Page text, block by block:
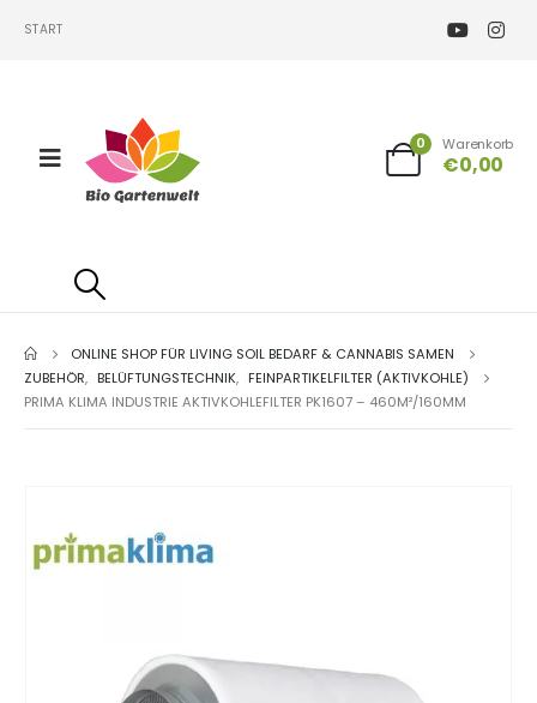
START
0 Warenkorb
€0,00
ONLINE SHOP FÜR LIVING SOIL BEDARF & CANNABIS SAMEN
ZUBEHÖR, BELÜFTUNGSTECHNIK, FEINPARTIKELFILTER (AKTIVKOHLE)
PRIMA KLIMA INDUSTRIE AKTIVKOHLEFILTER PK1607 – 460M²/160MM